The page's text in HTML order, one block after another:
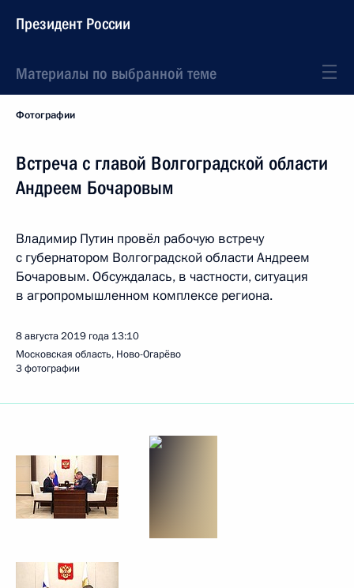
Президент России
Материалы по выбранной теме
Фотографии
Встреча с главой Волгоградской области
Андреем Бочаровым
Владимир Путин провёл рабочую встречу
с губернатором Волгоградской области Андреем
Бочаровым. Обсуждалась, в частности, ситуация
в агропромышленном комплексе региона.
8 августа 2019 года 13:10
Московская область, Ново-Огарёво
3 фотографии